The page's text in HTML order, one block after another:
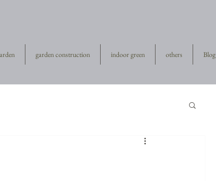
garden construction indoor green others Blog